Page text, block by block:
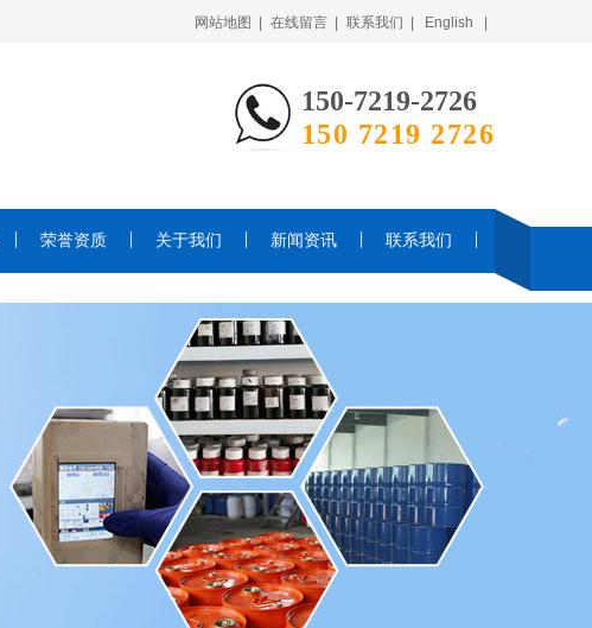
网站地图 | 在线留言 | 联系我们 | English |
150-7219-2726
150 7219 2726
荣誉资质 关于我们 新闻资讯 联系我们